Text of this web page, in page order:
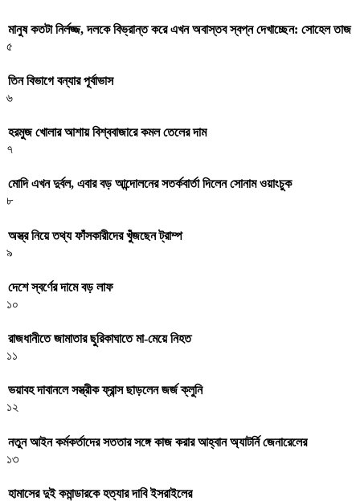
মানুষ কতটা নির্লজ্জ, দলকে বিভ্রান্ত করে এখন অবাস্তব স্বপ্ন দেখাচ্ছেন: সোহেল তাজ
৫
তিন বিভাগে বন্যার পূর্বাভাস
৬
হরমুজ খোলার আশায় বিশ্ববাজারে কমল তেলের দাম
৭
মোদি এখন দুর্বল, এবার বড় আন্দোলনের সতর্কবার্তা দিলেন সোনাম ওয়াংচুক
৮
অস্ত্র নিয়ে তথ্য ফাঁসকারীদের খুঁজছেন ট্রাম্প
৯
দেশে স্বর্ণের দামে বড় লাফ
১০
রাজধানীতে জামাতার ছুরিকাঘাতে মা-মেয়ে নিহত
১১
ভয়াবহ দাবানলে সস্ত্রীক ফ্রান্স ছাড়লেন জর্জ ক্লুনি
১২
নতুন আইন কর্মকর্তাদের সততার সঙ্গে কাজ করার আহ্বান অ্যাটর্নি জেনারেলের
১৩
হামাসের দুই কমান্ডারকে হত্যার দাবি ইসরাইলের